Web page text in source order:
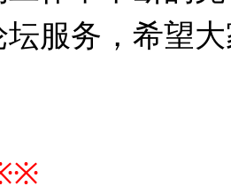
坛服务，希望